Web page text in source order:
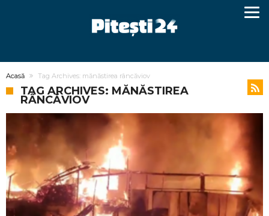
Acasă Tag Archives: mănăstirea râncăviov
TAG ARCHIVES: MĂNĂSTIREA
RÂNCĂVIOV